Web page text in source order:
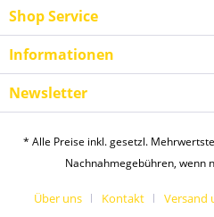
Shop Service
Informationen
Newsletter
* Alle Preise inkl. gesetzl.
Nachnahmegebühren, wenn
Über uns Kontakt Versand